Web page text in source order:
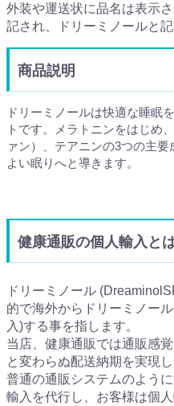
外装や運送状に品名は表示
記され、ドリーミノールと記
商品説明
ドリーミノールは快適な睡眠
トです。メラトニンをはじめ
ァン）、テアニンの3つの主
よい眠りへと導きます。
健康通販の個人輸入と
ドリーミノール
的で海外からドリーミノー
入)する事を指します。
当店、健康通販では通販感
と変わらぬ配送納期を実現し
普通の通販システムのよう
輸入を代行し、お客様は個